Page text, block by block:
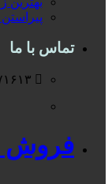
تماس با ما
فروش